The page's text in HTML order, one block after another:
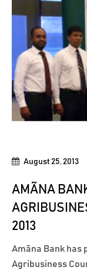
August 25, 2013
AMÃNA
2013
Amãna Bank has
Agribusiness